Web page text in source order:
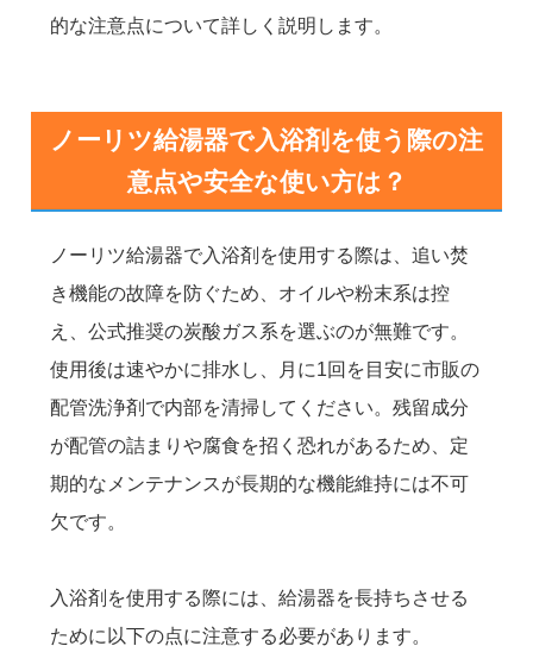
的な注意点について詳しく説明します。
ノーリツ給湯器で入浴剤を使う際の注
意点や安全な使い方は？
ノーリツ給湯器で入浴剤を使用する際は、追い焚
き機能の故障を防ぐため、オイルや粉末系は控
え、公式推奨の炭酸ガス系を選ぶのが無難です。
使用後は速やかに排水し、月に1回を目安に市販の
配管洗浄剤で内部を清掃してください。残留成分
が配管の詰まりや腐食を招く恐れがあるため、定
期的なメンテナンスが長期的な機能維持には不可
欠です。
入浴剤を使用する際には、給湯器を長持ちさせる
ために以下の点に注意する必要があります。